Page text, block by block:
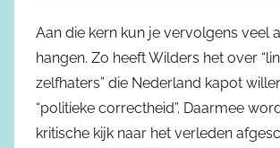
Aan die kern kun je vervolgens veel
hangen. Zo heeft Wilders het over
zelfhaters” die Nederland kapot
“politieke correctheid”. Daarmee
kritische kijk naar het verleden